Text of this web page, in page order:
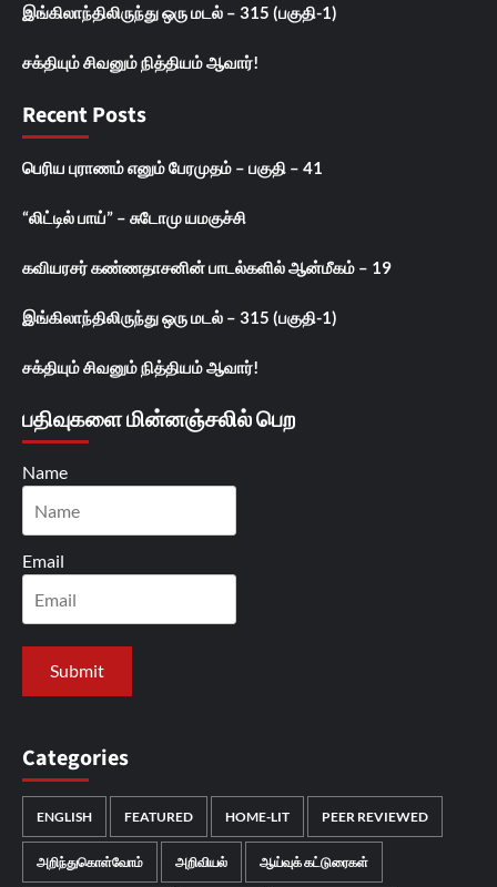
இங்கிலாந்திலிருந்து ஒரு மடல் – 315 (பகுதி-1)
சக்தியும் சிவனும் நித்தியம் ஆவார்!
Recent Posts
பெரிய புராணம் எனும் பேரமுதம் – பகுதி – 41
“லிட்டில் பாய்” – சுடோமு யமகுச்சி
கவியரசர் கண்ணதாசனின் பாடல்களில் ஆன்மீகம் – 19
இங்கிலாந்திலிருந்து ஒரு மடல் – 315 (பகுதி-1)
சக்தியும் சிவனும் நித்தியம் ஆவார்!
பதிவுகளை மின்னஞ்சலில் பெற
Name
Email
Categories
ENGLISH FEATURED HOME-LIT PEER REVIEWED
அறிந்துகொள்வோம் அறிவியல் ஆய்வுக் கட்டுரைகள்